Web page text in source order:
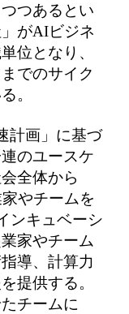
つあるとい
がAIビジネ
位となり、
でのサイク
。
計画」に基づ
のユースケ
全体から
やチームを
ンキュベーシ
家やチーム
導、計算力
提供する。
チームに